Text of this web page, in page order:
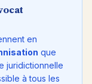
en
que
juridictionnelle
à tous les